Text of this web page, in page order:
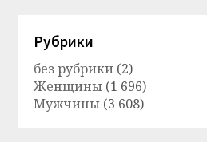
Рубрики
без рубрики (2)
Женщины (1 696)
Мужчины (3 608)